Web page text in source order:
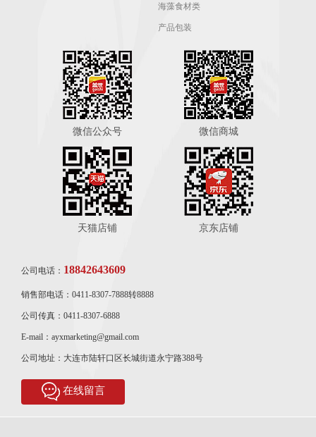
海藻食材类
产品包装
微信公众号 微信商城
天猫店铺 京东店铺
公司电话： 18842643609
销售部电话：0411-8307-7888转8888
公司传真：0411-8307-6888
E-mail：ayxmarketing@gmail.com
公司地址：大连市陆轩口区长城街道永宁路388号
在线留言